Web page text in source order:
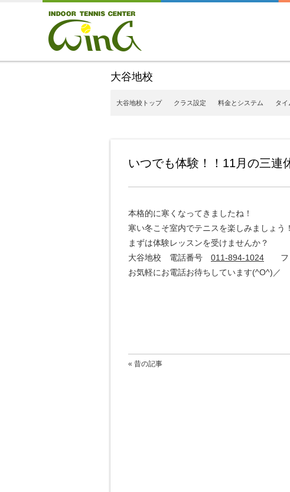
大谷地校
大谷地校トップ クラス設定 料金とシステム タイ
いつでも体験！！11月の三連
本格的に寒くなってきましたね！
寒い冬こそ室内でテニスを楽しみましょう！
まずは体験レッスンを受けませんか？
大谷地校 電話番号 011-894-1024 フ
お気軽にお電話お待ちしています(^O^)／
« 昔の記事